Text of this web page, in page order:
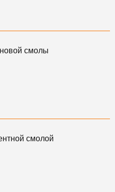
смолы
смолой